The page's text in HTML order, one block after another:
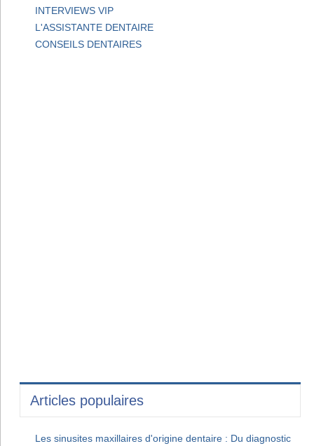
INTERVIEWS VIP
L'ASSISTANTE DENTAIRE
CONSEILS DENTAIRES
Articles populaires
Les sinusites maxillaires d'origine dentaire : Du diagnostic